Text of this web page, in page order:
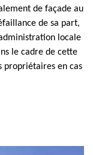
de façade au
de sa part,
locale
le cadre de cette
propriétaires en cas